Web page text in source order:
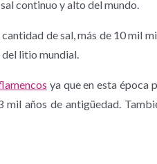
continuo y alto del mundo.
de sal, más de 10 mil
litio mundial.
ya que en esta época
años de antigüedad.